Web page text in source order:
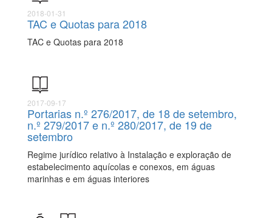
2018-01-31
TAC e Quotas para 2018
TAC e Quotas para 2018
2017-09-17
Portarias n.º 276/2017, de 18 de setembro,
n.º 279/2017 e n.º 280/2017, de 19 de
setembro
Regime jurídico relativo à Instalação e exploração de
estabelecimento aquícolas e conexos, em águas
marinhas e em águas interiores